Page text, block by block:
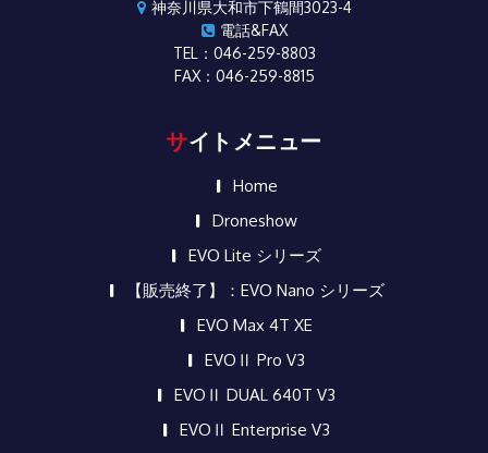
神奈川県大和市下鶴間3023-4
電話&FAX
TEL：046-259-8803
FAX：046-259-8815
サイトメニュー
Home
Droneshow
EVO Lite シリーズ
【販売終了】：EVO Nano シリーズ
EVO Max 4T XE
EVOⅡ Pro V3
EVOⅡ DUAL 640T V3
EVOⅡ Enterprise V3